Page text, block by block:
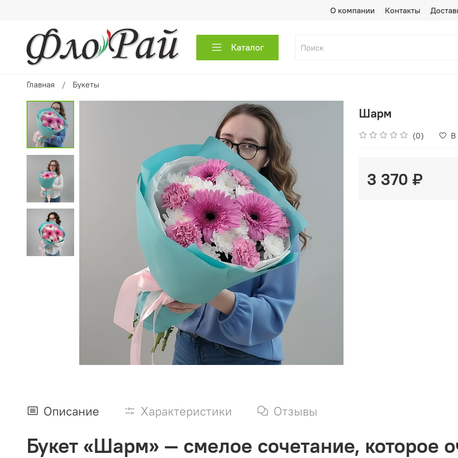
О компании Контакты
Каталог
Главная Букеты
Шарм
(0) В
3 370 ₽
Описание Характеристики Отзывы
Букет «Шарм» — смелое сочетание, которое